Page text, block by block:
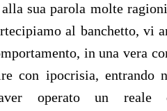
sua parola molte
al banchetto, vi
in una vera
con ipocrisia, entrando
operato un reale